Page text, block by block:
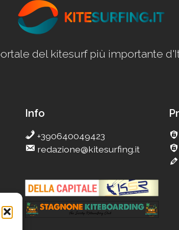
del kitesurf più importante
Info
+390640049423
redazione@kitesurfing.it